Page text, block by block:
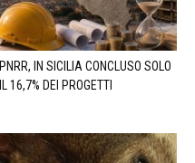
PNRR, IN SICILIA CONCLUSO SOLO
IL 16,7% DEI PROGETTI